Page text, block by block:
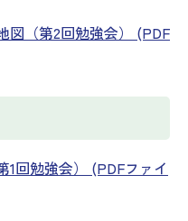
図（第2回勉強会） (PDF
回勉強会） (PDFファイ